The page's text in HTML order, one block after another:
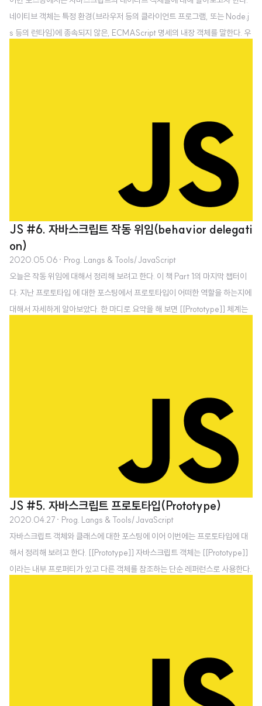
네이티브 객체는 특정 환경(브라우저 등의 클라이언트 프로그램, 또는 Node.j
s 등의 런타임)에 종속되지 않은, ECMAScript 명세의 내장 객체를 말한다. 우
JS #6. 자바스크립트 작동 위임(behavior delegati
on)
2020.05.06 · Prog. Langs & Tools/JavaScript
오늘은 작동 위임에 대해서 정리해 보려고 한다. 이 책 Part 1의 마지막 챕터이
다. 지난 프로토타입 에 대한 포스팅에서 프로토타입이 어떠한 역할을 하는지에
대해서 자세하게 알아보았다. 한 마디로 요약을 해 보면 [[Prototype]] 체계는
와 근본적으로 다른 디자인 패턴이라는 사실을 인지해야 하며, 기존..
JS #5. 자바스크립트 프로토타입(Prototype)
2020.04.27 · Prog. Langs & Tools/JavaScript
자바스크립트 객체와 클래스에 대한 포스팅에 이어 이번에는 프로토타입에 대
해서 정리해 보려고 한다. [[Prototype]] 자바스크립트 객체는 [[Prototype]]
이라는 내부 프로퍼티가 있고 다른 객체를 참조하는 단순 레퍼런스로 사용한다.